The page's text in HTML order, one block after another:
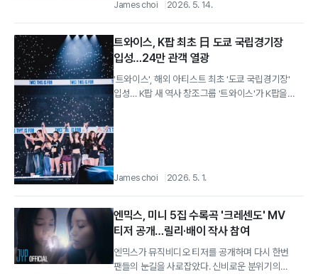
James choi 2026. 5. 14.
트와이스, K팝 최초 日 도쿄 국립경기장
입성…24만 관객 열광
'트와이스', 해외 아티스트 최초 '도쿄 국립경기장'
입성… K팝 새 역사 창조그룹 '트와이스'가 K팝을
James choi 2026. 5. 1.
엔믹스, 미니 5집 수록곡 '크레센도' MV
티저 공개…릴리·배이 작사 참여
엔믹스가 뮤직비디오 티저를 공개하며 다시 한번
팬들의 눈길을 사로잡았다. 신비로운 분위기의